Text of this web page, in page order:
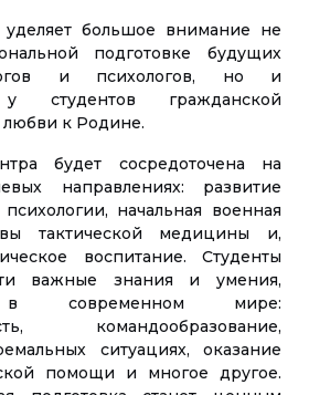
большое внимание не
подготовке будущих
и психологов, но и
студентов гражданской
любви к Родине.
будет сосредоточена на
направлениях: развитие
начальная военная
тактической медицины и,
воспитание. Студенты
важные знания и умения,
в современном мире:
командообразование,
ситуациях, оказание
помощи и многое другое.